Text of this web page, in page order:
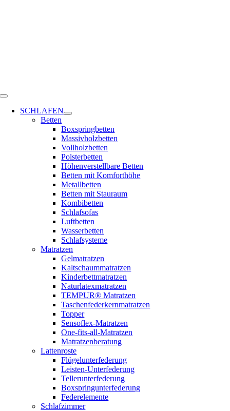
Toggle
NavigationSCHLAFEN
Betten
Boxspringbetten
Massivholzbetten
Vollholzbetten
Polsterbetten
Höhenverstellbare Betten
Betten mit Komforthöhe
Metallbetten
Betten mit Stauraum
Kombibetten
Schlafsofas
Luftbetten
Wasserbetten
Schlafsysteme
Matratzen
Gelmatratzen
Kaltschaummatratzen
Kinderbettmatratzen
Naturlatexmatratzen
TEMPUR® Matratzen
Taschenfederkernmatratzen
Topper
Sensoflex-Matratzen
One-fits-all-Matratzen
Matratzenberatung
Lattenroste
Flügelunterfederung
Leisten-Unterfederung
Tellerunterfederung
Boxspringunterfederung
Federelemente
Schlafzimmer